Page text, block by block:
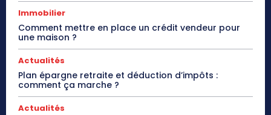
Immobilier
Comment mettre en place un crédit vendeur pour
une maison ?
Actualités
Plan épargne retraite et déduction d’impôts :
comment ça marche ?
Actualités